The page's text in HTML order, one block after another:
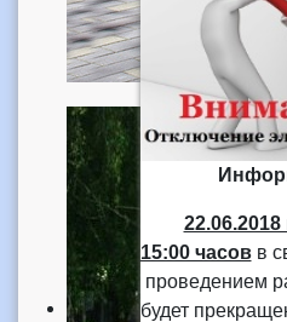
22.06.2018
15:00 часовв
проведением
будет